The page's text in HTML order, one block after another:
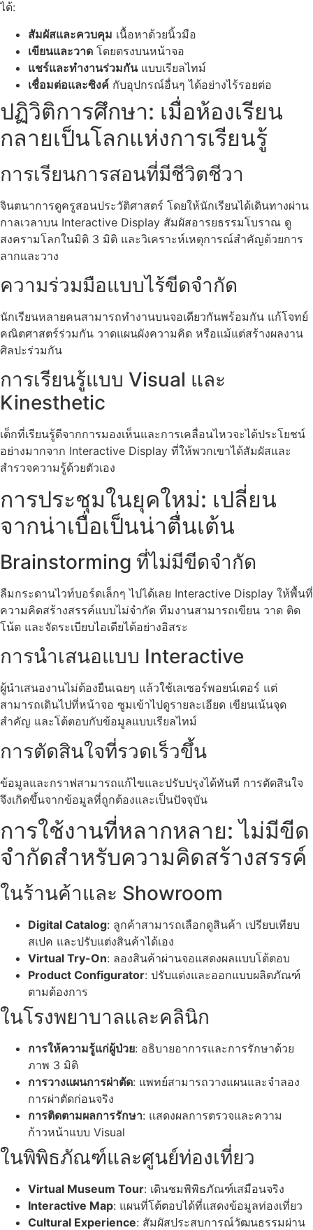
ได้:
สัมผัสและควบคุม เนื้อหาด้วยนิ้วมือ
เขียนและวาด โดยตรงบนหน้าจอ
แชร์และทำงานร่วมกันแบบเรียลไทม์
เชื่อมต่อและซิงค์ กับอุปกรณ์อื่นๆ ได้อย่างไร้รอยต่อ
ปฏิวิติการศึกษา: เมื่อห้องเรียน
กลายเป็นโลกแห่งการเรียนรู้
การเรียนการสอนที่มีชีวิตชีวา
จินตนาการดูครูสอนประวัติศาสตร์ โดยให้นักเรียนได้เดินทางผ่าน
กาลเวลาบน Interactive Display สัมผัสอารยธรรมโบราณ ดู
สงครามโลกในมิติ 3 มิติ และวิเคราะห์เหตุการณ์สำคัญด้วยการ
ลากและวาง
ความร่วมมือแบบไร้ขีดจำกัด
นักเรียนหลายคนสามารถทำงานบนจอเดียวกันพร้อมกัน แก้โจทย์
คณิตศาสตร์ร่วมกัน วาดแผนผังความคิด หรือแม้แต่สร้างผลงาน
ศิลปะร่วมกัน
การเรียนรู้แบบ Visual และ
Kinesthetic
เด็กที่เรียนรู้ดีจากการมองเห็นและการเคลื่อนไหวจะได้ประโยชน์
อย่างมากจาก Interactive Display ที่ให้พวกเขาได้สัมผัสและ
สำรวจความรู้ด้วยตัวเอง
การประชุมในยุคใหม่: เปลี่ยน
จากน่าเบื่อเป็นน่าตื่นเต้น
Brainstorming ที่ไม่มีขีดจำกัด
ลืมกระดานไวท์บอร์ดเล็กๆ ไปได้เลย Interactive Display ให้พื้นที่
ความคิดสร้างสรรค์แบบไม่จำกัด ทีมงานสามารถเขียน วาด ติด
โน้ต และจัดระเบียบไอเดียได้อย่างอิสระ
การนำเสนอแบบ Interactive
ผู้นำเสนองานไม่ต้องยืนเฉยๆ แล้วใช้เลเซอร์พอยน์เตอร์ แต่
สามารถเดินไปที่หน้าจอ ซูมเข้าไปดูรายละเอียด เขียนเน้นจุด
สำคัญ และโต้ตอบกับข้อมูลแบบเรียลไทม์
การตัดสินใจที่รวดเร็วขึ้น
ข้อมูลและกราฟสามารถแก้ไขและปรับปรุงได้ทันที การตัดสินใจ
จึงเกิดขึ้นจากข้อมูลที่ถูกต้องและเป็นปัจจุบัน
การใช้งานที่หลากหลาย: ไม่มีขีด
จำกัดสำหรับความคิดสร้างสรรค์
ในร้านค้าและ Showroom
Digital Catalog: ลูกค้าสามารถเลือกดูสินค้า เปรียบเทียบ
สเปค และปรับแต่งสินค้าได้เอง
Virtual Try-On: ลองสินค้าผ่านจอแสดงผลแบบโต้ตอบ
Product Configurator: ปรับแต่งและออกแบบผลิตภัณฑ์
ตามต้องการ
ในโรงพยาบาลและคลินิก
การให้ความรู้แก่ผู้ป่วย: อธิบายอาการและการรักษาด้วย
ภาพ 3 มิติ
การวางแผนการผ่าตัด: แพทย์สามารถวางแผนและจำลอง
การผ่าตัดก่อนจริง
การติดตามผลการรักษา: แสดงผลการตรวจและความ
ก้าวหน้าแบบ Visual
ในพิพิธภัณฑ์และศูนย์ท่องเที่ยว
Virtual Museum Tour: เดินชมพิพิธภัณฑ์เสมือนจริง
Interactive Map: แผนที่โต้ตอบได้ที่แสดงข้อมูลท่องเที่ยว
Cultural Experience: สัมผัสประสบการณ์วัฒนธรรมผ่าน